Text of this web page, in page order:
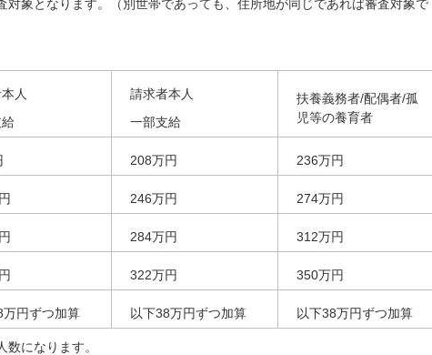
対象となります。（別世帯であっても、住所地が同じであれば審査対象で
人
請求者本人
一部支給
扶養義務者/配偶者/孤
児等の養育者
208万円 236万円
246万円 274万円
284万円 312万円
322万円 350万円
万円ずつ加算 以下38万円ずつ加算 以下38万円ずつ加算
になります。